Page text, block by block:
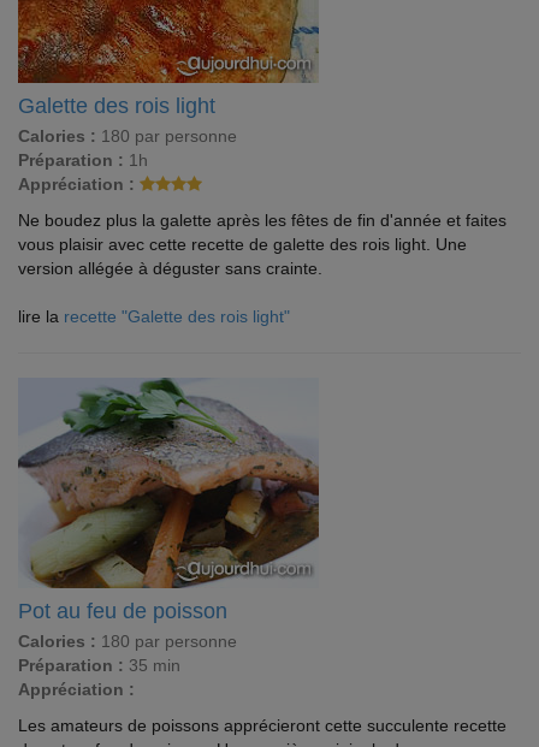
Galette des rois light
Calories : 180 par personne
Préparation : 1h
Appréciation :
Ne boudez plus la galette après les fêtes de fin d'année et faites
vous plaisir avec cette recette de galette des rois light. Une
version allégée à déguster sans crainte.
lire la recette "Galette des rois light"
Pot au feu de poisson
Calories : 180 par personne
Préparation : 35 min
Appréciation :
Les amateurs de poissons apprécieront cette succulente recette